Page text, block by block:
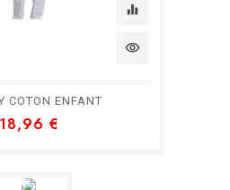
equalizer
visibility
COTON ENFANT
18,96 €
equalizer